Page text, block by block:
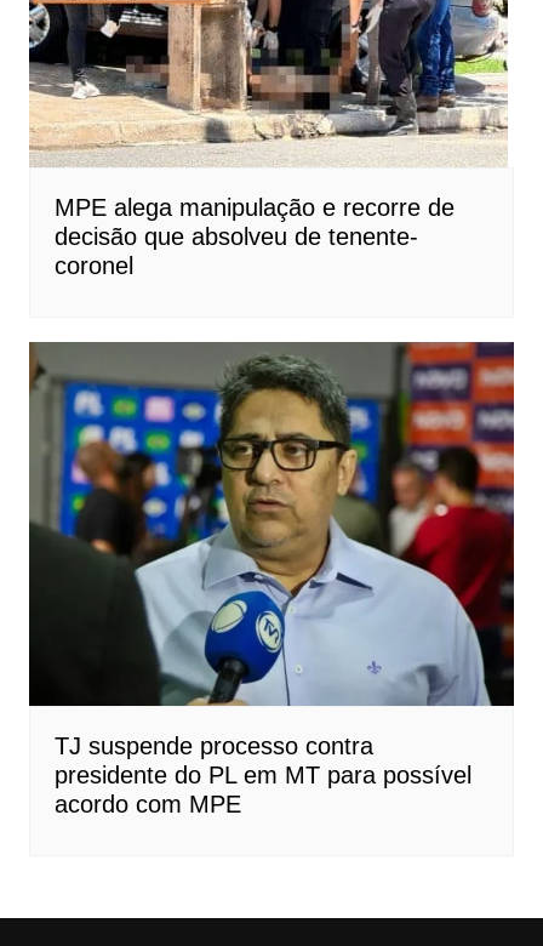
MPE alega manipulação e recorre de
decisão que absolveu de tenente-
coronel
TJ suspende processo contra
presidente do PL em MT para possível
acordo com MPE